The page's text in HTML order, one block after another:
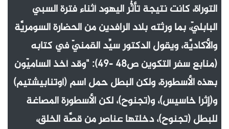
التوراة، كانت نتيجة تأثُّر اليهود أثناء فترة السبي
البابليّ، بما ورثته بلاد الرافدين من الحضارة السومريَّة
والأكاديَّة، ويقول الدكتور سيِّد القمنيّ في كتابه
(منابع سفر التكوين ص48 -49): "وقد أخذ الساميّون
بهذه الأسطورة، ولكن البطل حمل اسم (أوتنابيشتيم)
و(إثرا خاسيس)، و(تجنوح)، لكن الأسطورة المصاغة
للبطل (تجنوح)، دخلتها عناصر من قصَّة الخلق،